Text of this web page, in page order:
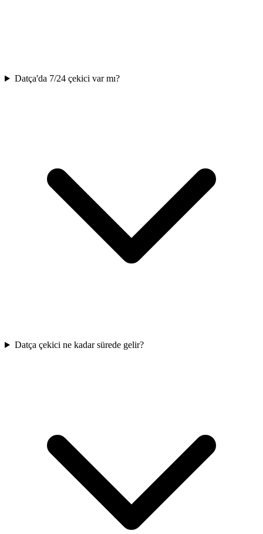
Datça'da 7/24 çekici var mı?
Datça çekici ne kadar sürede gelir?